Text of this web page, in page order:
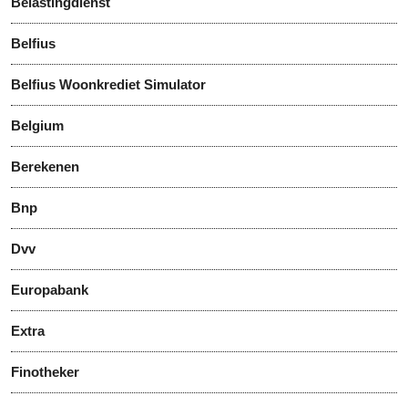
Belfius
Belfius Woonkrediet Simulator
Belgium
Berekenen
Bnp
Dvv
Europabank
Extra
Finotheker